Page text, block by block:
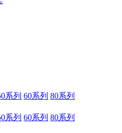
系列 60系列 80系列
系列 60系列 80系列